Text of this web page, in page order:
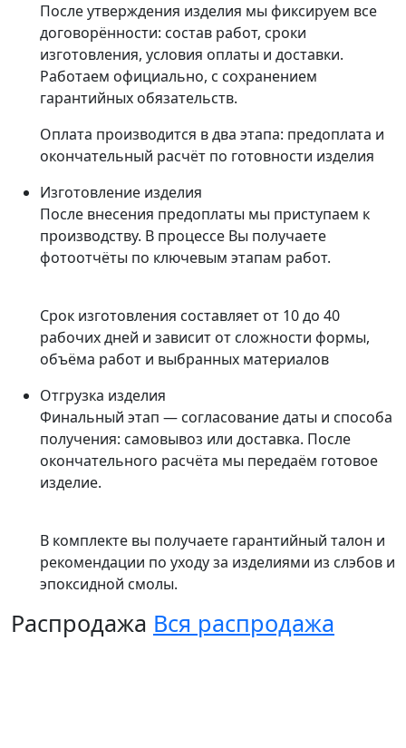
После утверждения изделия мы фиксируем все
договорённости: состав работ, сроки
изготовления, условия оплаты и доставки.
Работаем официально, с сохранением
гарантийных обязательств.
Оплата производится в два этапа: предоплата и
окончательный расчёт по готовности изделия
Изготовление изделия
После внесения предоплаты мы приступаем к
производству. В процессе Вы получаете
фотоотчёты по ключевым этапам работ.
Срок изготовления составляет от 10 до 40
рабочих дней и зависит от сложности формы,
объёма работ и выбранных материалов
Отгрузка изделия
Финальный этап — согласование даты и способа
получения: самовывоз или доставка. После
окончательного расчёта мы передаём готовое
изделие.
В комплекте вы получаете гарантийный талон и
рекомендации по уходу за изделиями из слэбов и
эпоксидной смолы.
Распродажа Вся распродажа